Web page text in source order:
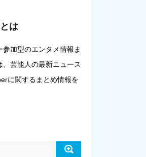
は
加型のエンタメ情報ま
芸能人の最新ニュース
に関するまとめ情報を